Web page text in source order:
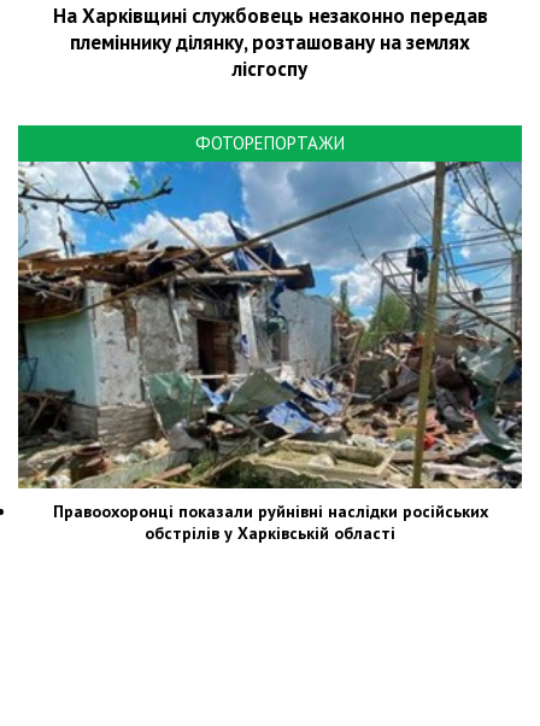
На Харківщині службовець незаконно передав
племіннику ділянку, розташовану на землях
лісгоспу
ФОТОРЕПОРТАЖИ
Правоохоронці показали руйнівні наслідки російських
обстрілів у Харківській області